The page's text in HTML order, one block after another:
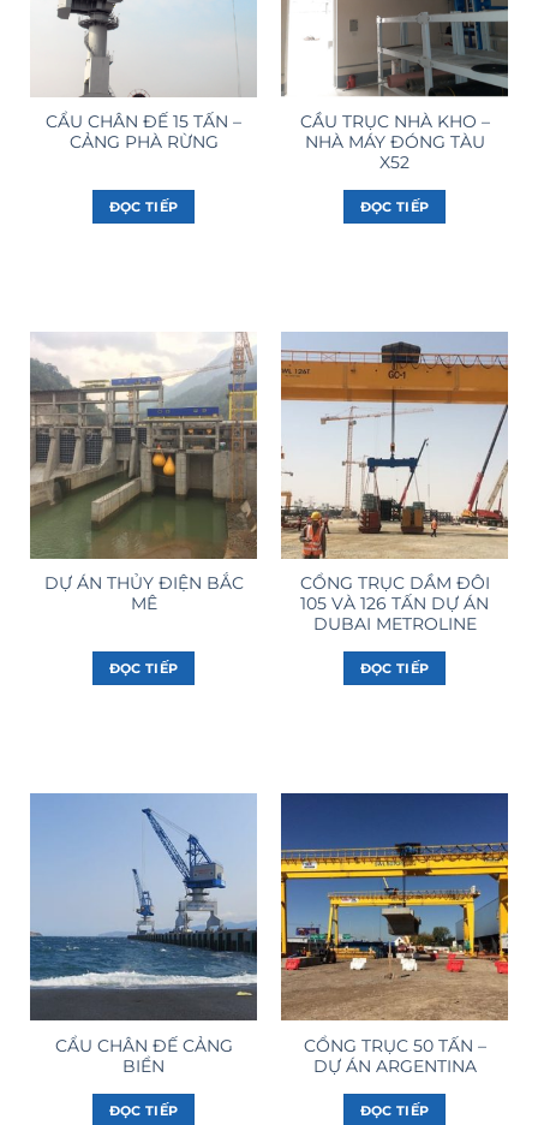
CẨU CHÂN ĐẾ 15 TẤN –
CẢNG PHÀ RỪNG
ĐỌC TIẾP
CẦU TRỤC NHÀ KHO –
NHÀ MÁY ĐÓNG TÀU
X52
ĐỌC TIẾP
DỰ ÁN THỦY ĐIỆN BẮC
MÊ
ĐỌC TIẾP
CỔNG TRỤC DẦM ĐÔI
105 VÀ 126 TẤN DỰ ÁN
DUBAI METROLINE
ĐỌC TIẾP
CẨU CHÂN ĐẾ CẢNG
BIỂN
ĐỌC TIẾP
CỔNG TRỤC 50 TẤN –
DỰ ÁN ARGENTINA
ĐỌC TIẾP